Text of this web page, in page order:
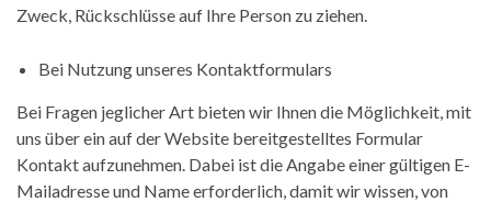
Zweck, Rückschlüsse auf Ihre Person zu ziehen.
Bei Nutzung unseres Kontaktformulars
Bei Fragen jeglicher Art bieten wir Ihnen die Möglichkeit, mit
uns über ein auf der Website bereitgestelltes Formular
Kontakt aufzunehmen. Dabei ist die Angabe einer gültigen E-
Mailadresse und Name erforderlich, damit wir wissen, von